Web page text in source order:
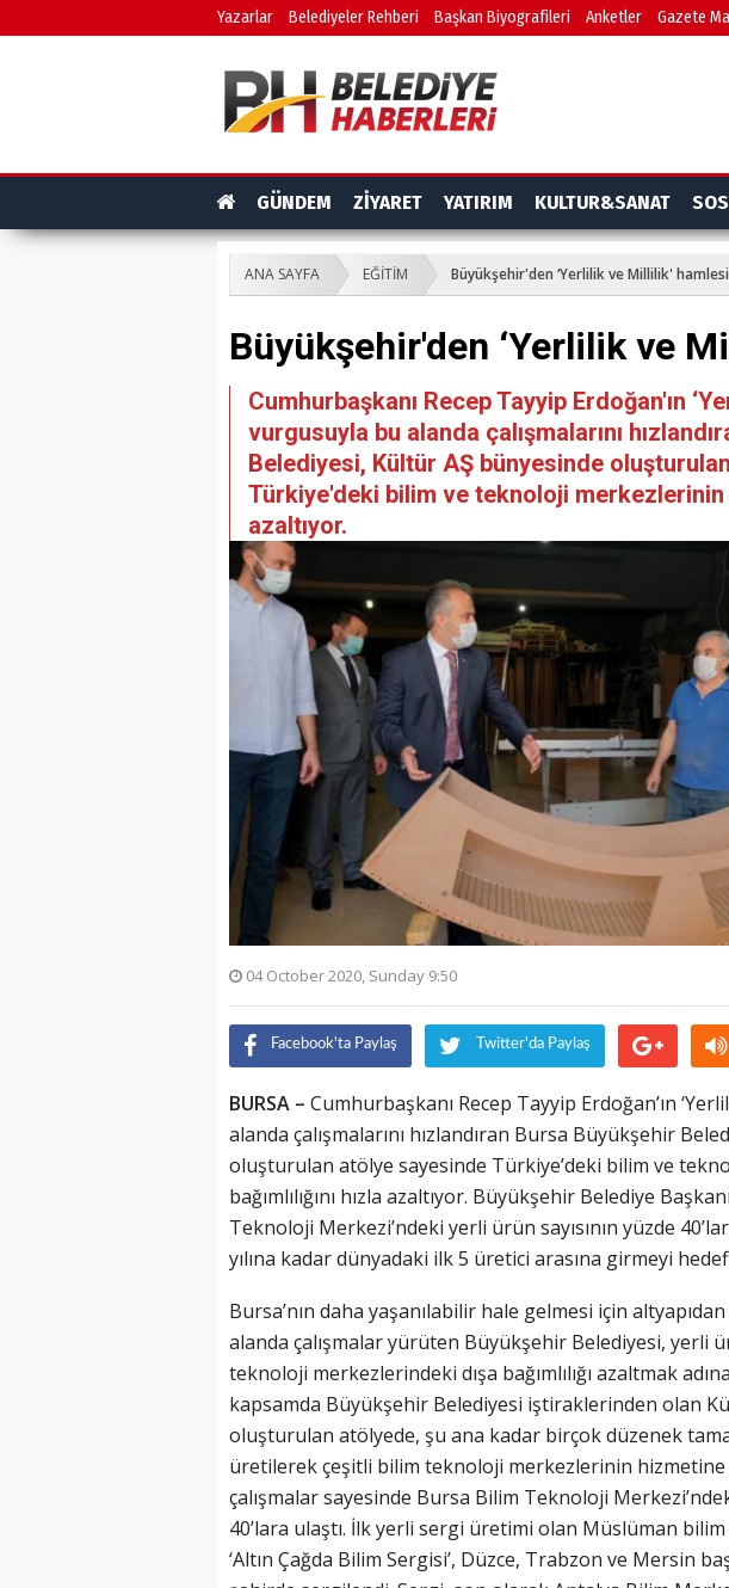
Yazarlar Belediyeler Rehberi Başkan Biyografileri Anketler Gazete
GÜNDEM ZİYARET YATIRIM KULTUR&SANAT
ANA SAYFA EĞİTİM Büyükşehir'den ‘Yerlilik ve Millilik' hamlesi
Büyükşehir'den ‘Yerlilik ve
Cumhurbaşkanı Recep Tayyip Erdoğan'ın
vurgusuyla bu alanda çalışmalarını
Belediyesi, Kültür AŞ bünyesinde
Türkiye'deki bilim ve teknoloji merkezlerinin
azaltıyor.
04 October 2020, Sunday 9:50
Facebook'ta Paylaş Twitter'da Paylaş
BURSA – Cumhurbaşkanı Recep Tayyip Erdoğan’ın
alanda çalışmalarını hızlandıran Bursa Büyükşehir
oluşturulan atölye sayesinde Türkiye’deki bilim ve
bağımlılığını hızla azaltıyor. Büyükşehir Belediye
Teknoloji Merkezi’ndeki yerli ürün sayısının yüzde
yılına kadar dünyadaki ilk 5 üretici arasına girmeyi
Bursa’nın daha yaşanılabilir hale gelmesi için
alanda çalışmalar yürüten Büyükşehir Belediyesi, yerli
teknoloji merkezlerindeki dışa bağımlılığı azaltmak
kapsamda Büyükşehir Belediyesi iştiraklerinden olan
oluşturulan atölyede, şu ana kadar birçok düzenek
üretilerek çeşitli bilim teknoloji merkezlerinin
çalışmalar sayesinde Bursa Bilim Teknoloji
40’lara ulaştı. İlk yerli sergi üretimi olan Müslüman bilim
‘Altın Çağda Bilim Sergisi’, Düzce, Trabzon ve Mersin